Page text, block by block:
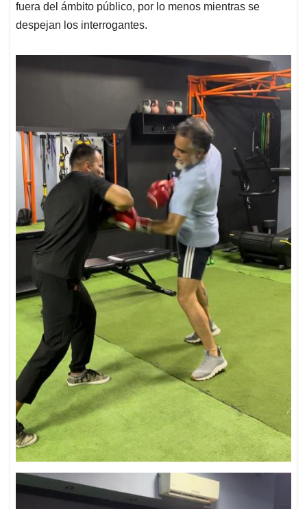
fuera del ámbito público, por lo menos mientras se
despejan los interrogantes.